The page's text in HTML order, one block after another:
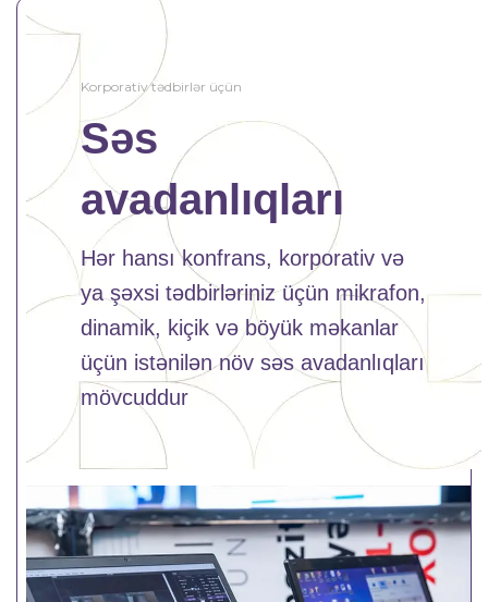
Korporativ tədbirlər üçün
Səs
avadanlıqları
Hər hansı konfrans, korporativ və
ya şəxsi tədbirləriniz üçün mikrafon,
dinamik, kiçik və böyük məkanlar
üçün istənilən növ səs avadanlıqları
mövcuddur